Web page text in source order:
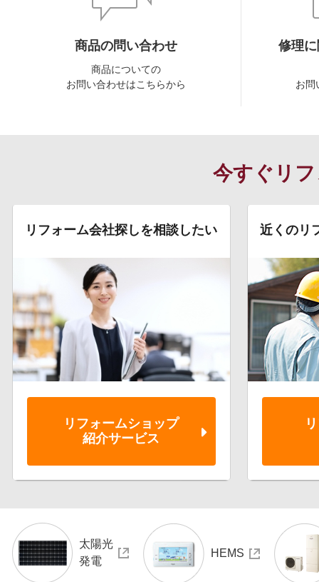
商品の問い合わせ
商品についての
お問い合わせはこちらから
修理
お問
今すぐリ
リフォーム会社探しを相談したい
リフォームショップ
紹介サービス
近くのリ
太陽光
発電
HEMS